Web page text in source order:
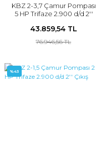
KBZ 2-3,7 Çamur Pompası
5 HP Trifaze 2.900 d/d 2''
43.859,54 TL
76.946,56 TL
%43